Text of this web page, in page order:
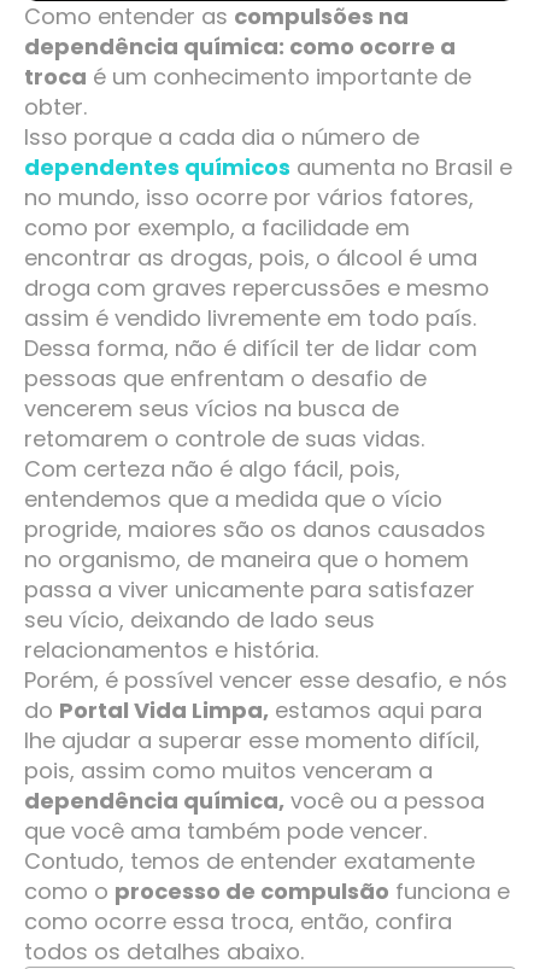
Como entender as compulsões na
dependência química: como ocorre a
troca é um conhecimento importante de
obter.
Isso porque a cada dia o número de
dependentes químicos aumenta no Brasil e
no mundo, isso ocorre por vários fatores,
como por exemplo, a facilidade em
encontrar as drogas, pois, o álcool é uma
droga com graves repercussões e mesmo
assim é vendido livremente em todo país.
Dessa forma, não é difícil ter de lidar com
pessoas que enfrentam o desafio de
vencerem seus vícios na busca de
retomarem o controle de suas vidas.
Com certeza não é algo fácil, pois,
entendemos que a medida que o vício
progride, maiores são os danos causados
no organismo, de maneira que o homem
passa a viver unicamente para satisfazer
seu vício, deixando de lado seus
relacionamentos e história.
Porém, é possível vencer esse desafio, e nós
do Portal Vida Limpa, estamos aqui para
lhe ajudar a superar esse momento difícil,
pois, assim como muitos venceram a
dependência química, você ou a pessoa
que você ama também pode vencer.
Contudo, temos de entender exatamente
como o processo de compulsão funciona e
como ocorre essa troca, então, confira
todos os detalhes abaixo.